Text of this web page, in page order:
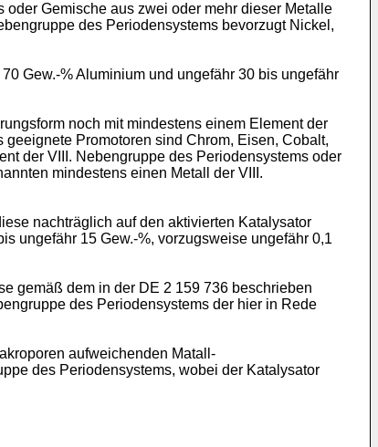
Gemische aus zwei oder mehr dieser Metalle
des Periodensystems bevorzugt Nickel,
Gew.-% Aluminium und ungefähr 30 bis ungefähr
noch mit mindestens einem Element der
Promotoren sind Chrom, Eisen, Cobalt,
der VIII. Nebengruppe des Periodensystems oder
mindestens einen Metall der VIII.
nachträglich auf den aktivierten Katalysator
ungefähr 15 Gew.-%, vorzugsweise ungefähr 0,1
gemäß dem in der DE 2 159 736 beschrieben
des Periodensystems der hier in Rede
aufweichenden Matall-
des Periodensystems, wobei der Katalysator